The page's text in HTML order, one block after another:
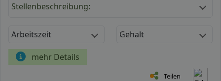
Stellenbeschreibung:
Arbeitszeit Gehalt
mehr Details
Teilen